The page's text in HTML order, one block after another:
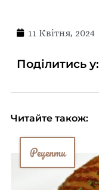
11 Квітня, 2024
Поділитись у:
Читайте також:
Рецепти